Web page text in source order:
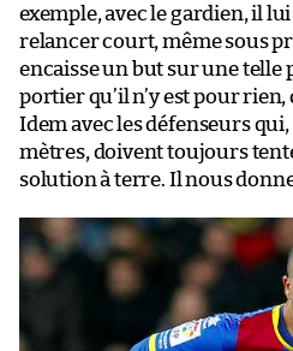
exemple, avec le gardien, il
relancer court, même sous
encaisse un but sur une telle
portier qu’il n’y est pour rien,
Idem avec les défenseurs qui,
mètres, doivent toujours
solution à terre. Il nous